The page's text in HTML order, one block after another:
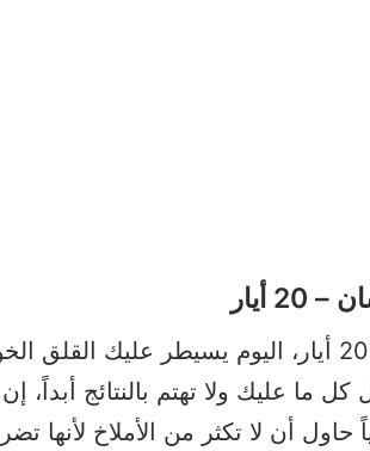
حظك اليوم وتوقعات برج الثور اليوم 20 نيسان – 20
عليك ولا تهتم بالنتائج أبداً،
حاول أن لا تكثر من الأملاخ لأنها